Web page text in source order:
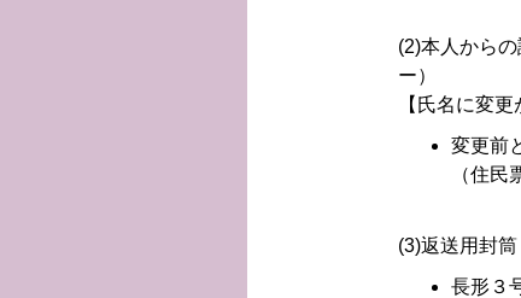
(2)本人から
ー）
【氏名に変更
変更前
（住民
(3)返送用封筒
長形３